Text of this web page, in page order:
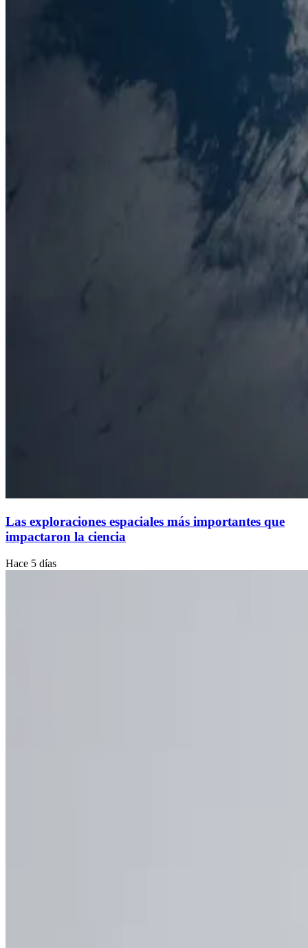
Las exploraciones espaciales más importantes que
impactaron la ciencia
Hace 5 días